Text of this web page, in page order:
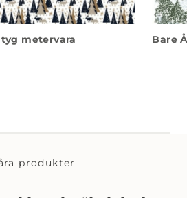
metervara Bare
produkter